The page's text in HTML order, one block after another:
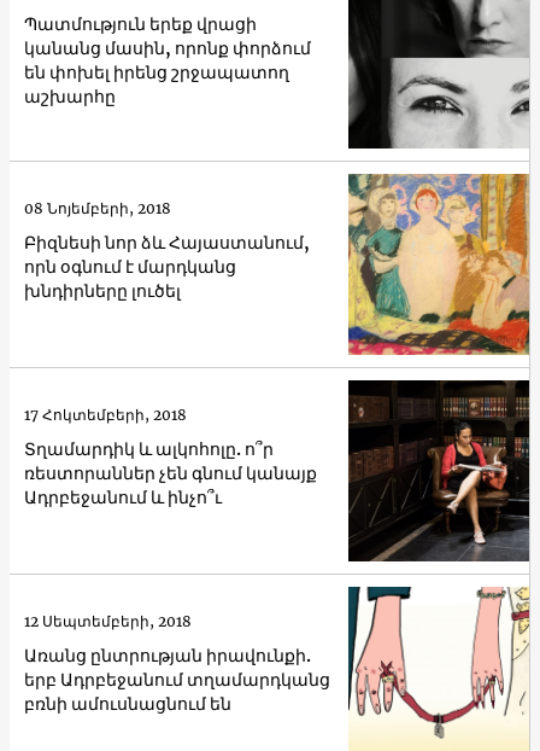
Պատմություն երեք վրացի
կանանց մասին, որոնք փորձում
են փոխել իրենց շրջապատող
աշխարհը
Բիզնեսի նոր ձև Հայաստանում,
որն օգնում է մարդկանց
խնդիրները լուծել
08 Նոյեմբերի, 2018
Տղամարդիկ և ալկոհոլը. ո՞ր
ռեստորաններ չեն գնում կանայք
Ադրբեջանում և ինչո՞ւ
17 Հոկտեմբերի, 2018
Առանց ընտրության իրավունքի.
երբ Ադրբեջանում տղամարդկանց
բռնի ամուսնացնում են
12 Սեպտեմբերի, 2018